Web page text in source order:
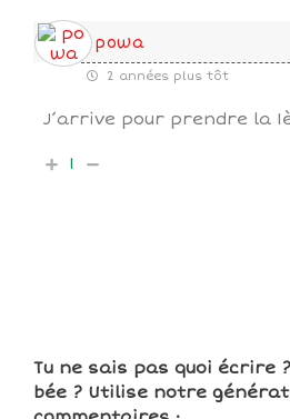
powa
2 années plus tôt
J’arrive pour prendre la
1
Tu ne sais pas quoi écrire
bée ? Utilise notre